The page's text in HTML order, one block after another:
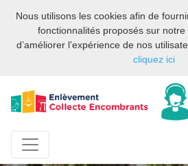
Site internet privé et
indépendant des services
publics ou des services de
la mairie de Paris.
Nous utilisons les cookies afin de
fonctionnalités proposés sur notre
d’améliorer l’expérience de nos
cliquez ici